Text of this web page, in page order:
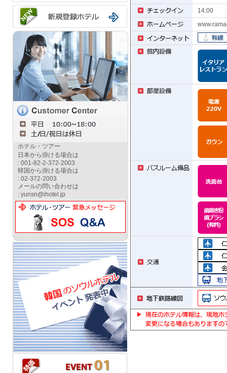
ホテル・ツアー
日本から掛ける場合は
: 001-82-2-372-2003
韓国から掛ける場合は
: 02-372-2003
メールの問い合わせは
: yunsn@ihotel.jp
14:00